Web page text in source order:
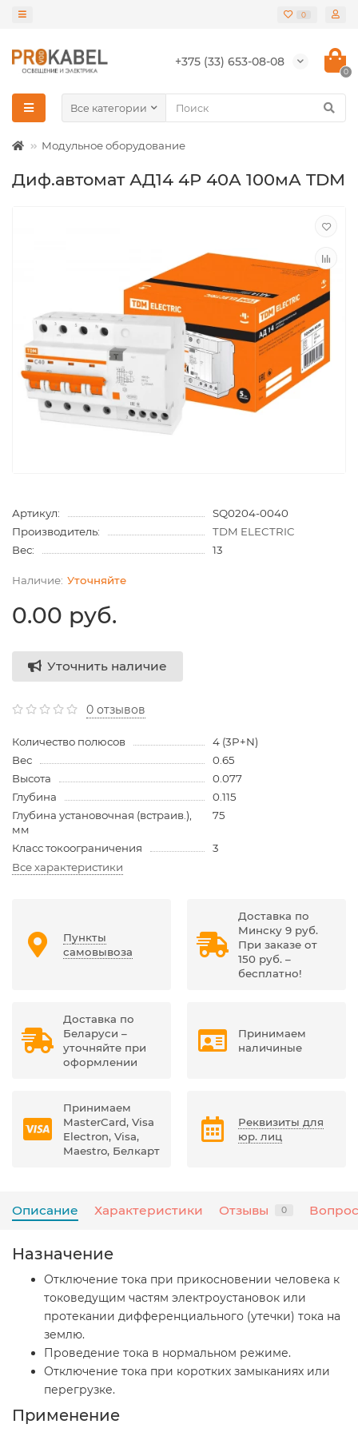
0
+375 (33) 653-08-08
0
Все категории
Модульное оборудование
Диф.автомат АД14 4Р 40А 100мА TDM
Артикул:
SQ0204-0040
Производитель:
TDM ELECTRIC
Вес:
13
Уточняйте
0.00 руб.
Уточнить наличие
0 отзывов
Количество полюсов
4 (3P+N)
Вес
0.65
Высота
0.077
Глубина
0.115
Глубина установочная (встраив.),
мм
75
Класс токоограничения
3
Все характеристики
Пункты
самовывоза
Доставка по
Минску 9 руб.
При заказе от
150 руб. –
бесплатно!
Доставка по
Беларуси –
уточняйте при
оформлении
Принимаем
наличиные
Принимаем
MasterCard, Visa
Electron, Visa,
Maestro, Белкарт
Реквизиты для
юр. лиц
Описание Характеристики Отзывы 0
Назначение
Отключение тока при прикосновении человека к
токоведущим частям электроустановок или
протекании дифференциального (утечки) тока на
землю.
Проведение тока в нормальном режиме.
Отключение тока при коротких замыканиях или
перегрузке.
Применение